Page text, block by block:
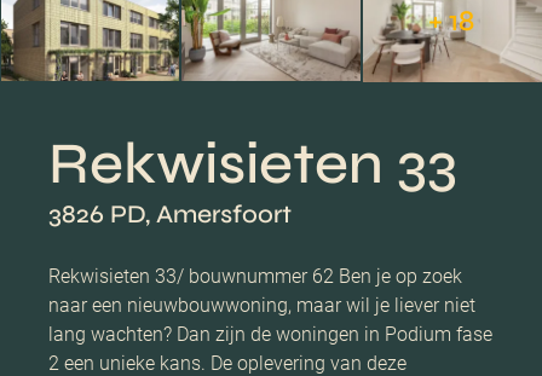
+ 18
Rekwisieten 33
3826 PD, Amersfoort
Rekwisieten 33/ bouwnummer 62 Ben je op zoek
naar een nieuwbouwwoning, maar wil je liever niet
lang wachten? Dan zijn de woningen in Podium fase
2 een unieke kans. De oplevering van deze